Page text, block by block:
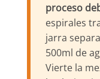
proceso
espirales
jarra
500ml de
Vierte la